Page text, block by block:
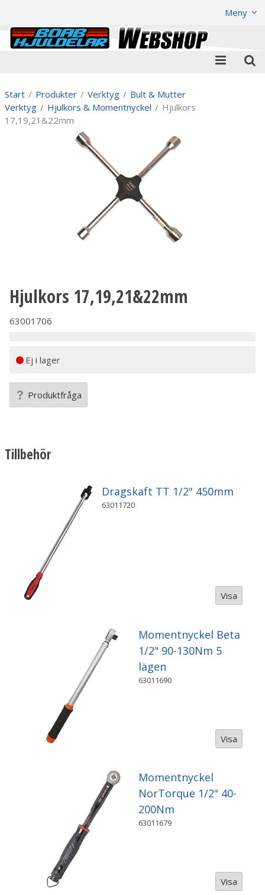
Meny
Start / Produkter / Verktyg / Bult & Mutter
Verktyg / Hjulkors & Momentnyckel / Hjulkors
17,19,21&22mm
Hjulkors 17,19,21&22mm
63001706
Ej i lager
Produktfråga
Tillbehör
Dragskaft TT 1/2" 450mm
63011720
Visa
Momentnyckel Beta
1/2" 90-130Nm 5
lägen
63011690
Visa
Momentnyckel
NorTorque 1/2" 40-
200Nm
63011679
Visa